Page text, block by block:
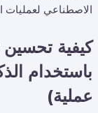
الاصطناعي لعمليات
كيفية تحسين
باستخدام
عملية)